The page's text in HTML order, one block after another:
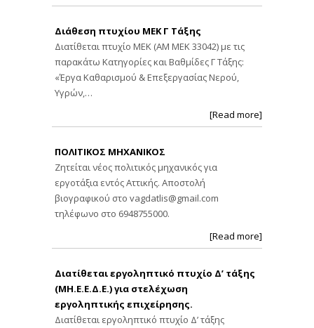
Διάθεση πτυχίου ΜΕΚ Γ Τάξης
Διατίθεται πτυχίο ΜΕΚ (ΑΜ ΜΕΚ 33042) με τις
παρακάτω Κατηγορίες και Βαθμίδες Γ Τάξης:
«Έργα Καθαρισμού & Επεξεργασίας Νερού,
Υγρών,…
[Read more]
ΠΟΛΙΤΙΚΟΣ ΜΗΧΑΝΙΚΟΣ
Ζητείται νέος πολιτικός μηχανικός για
εργοτάξια εντός Αττικής. Αποστολή
βιογραφικού στο vagdatlis@gmail.com
τηλέφωνο στο 6948755000.
[Read more]
Διατίθεται εργοληπτικό πτυχίο Δ’ τάξης
(ΜΗ.Ε.Ε.Δ.Ε.) για στελέχωση
εργοληπτικής επιχείρησης.
Διατίθεται εργοληπτικό πτυχίο Δ’ τάξης